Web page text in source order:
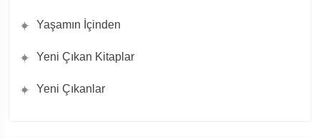
Yaşamın İçinden
Yeni Çıkan Kitaplar
Yeni Çıkanlar